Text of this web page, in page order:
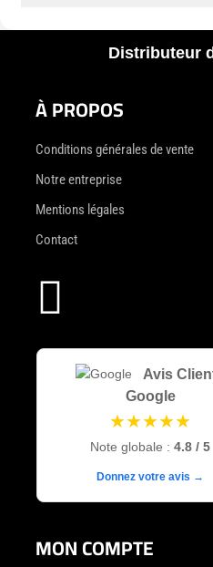
Distributeur
À PROPOS
Conditions générales de vente
Notre entreprise
Mentions légales
Contact

Avis
Google
★★★★★
Note globale : 4.8 / 5
Donnez votre avis →
MON COMPTE